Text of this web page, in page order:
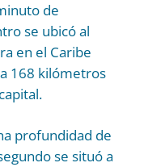
de
se ubicó al
en el Caribe
168 kilómetros
profundidad de
se situó a